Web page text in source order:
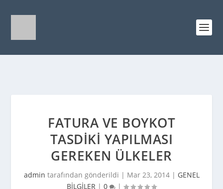
FATURA VE BOYKOT
TASDIKI YAPILMASI
GEREKEN ÜLKELER
admin tarafından gönderildi | Mar 23, 2014| GENEL
BİLGİLER | 0 |